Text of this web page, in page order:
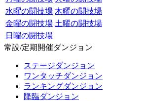
水曜の闘技場 木曜の闘技場
金曜の闘技場 土曜の闘技場
日曜の闘技場
常設/定期開催ダンジョン
ステージダンジョン
ワンタッチダンジョン
ランキングダンジョン
降臨ダンジョン